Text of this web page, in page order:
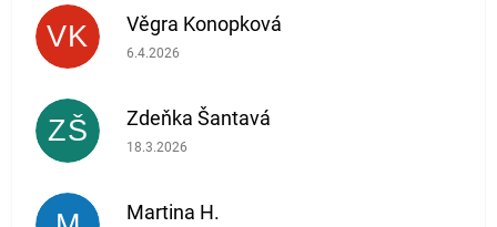
VK Věgra Konopková
Hodnocení obchodu je 5 z 5 hvězdiček.
6.4.2026
ZŠ Zdeňka Šantavá
Hodnocení obchodu je 5 z 5 hvězdiček.
18.3.2026
Martina H.